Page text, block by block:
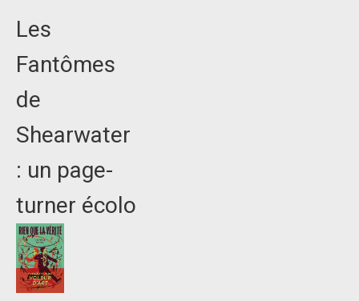
Les
Fantômes
de
Shearwater
: un page-
turner écolo